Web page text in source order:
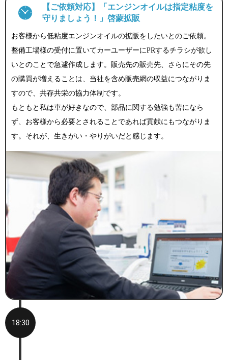
【ご依頼対応】「エンジンオイルは指定粘度を
守りましょう！」啓蒙拡販
お客様から低粘度エンジンオイルの拡販をしたいとのご依頼。
整備工場様の受付に置いてカーユーザーにPRするチラシが欲し
いとのことで急遽作成します。販売先の販売先、さらにその先
の購買が増えることは、当社を含め販売網の収益につながりま
すので、共存共栄の協力体制です。
もともと私は車が好きなので、部品に関する勉強も苦になら
ず、お客様から必要とされることであれば貢献にもつながりま
す。それが、生きがい・やりがいだと感じます。
18:30